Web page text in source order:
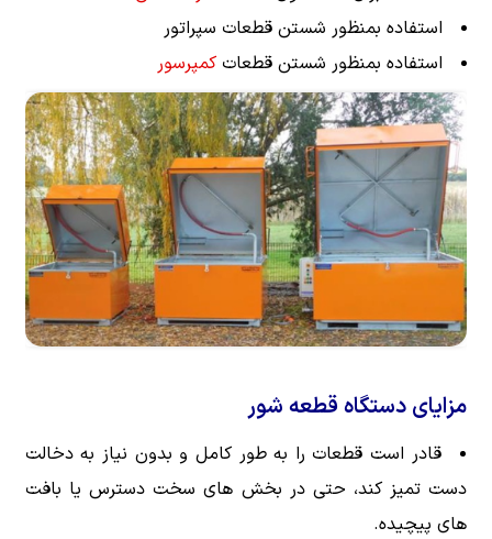
استفاده بمنظور شستن قطعات سپراتور
استفاده بمنظور شستن قطعات کمپرسور
مزایای دستگاه قطعه شور
قادر است قطعات را به طور کامل و بدون نیاز به دخالت
دست تمیز کند، حتی در بخش های سخت دسترس یا بافت
های پیچیده.